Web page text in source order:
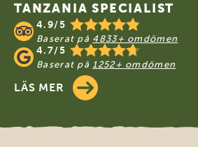
TANZANIA SPECIALIST
4.9/5
Baserat på 4833+ omdömen
4.7/5
Baserat på1252+ omdömen
LÄS MER